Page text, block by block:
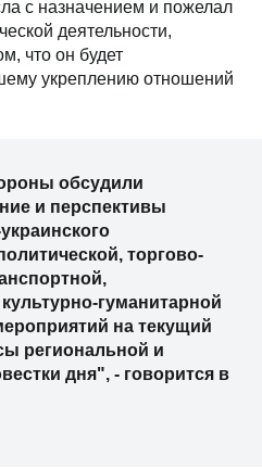
с назначением и пожелал
деятельности,
что он будет
укреплению отношений
обсудили
и перспективы
торгово-
гуманитарной
на текущий
региональной и
дня", - говорится в